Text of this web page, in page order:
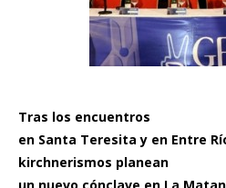
Tras los encuentros
en Santa Teresita y en Entre
kirchnerismos planean